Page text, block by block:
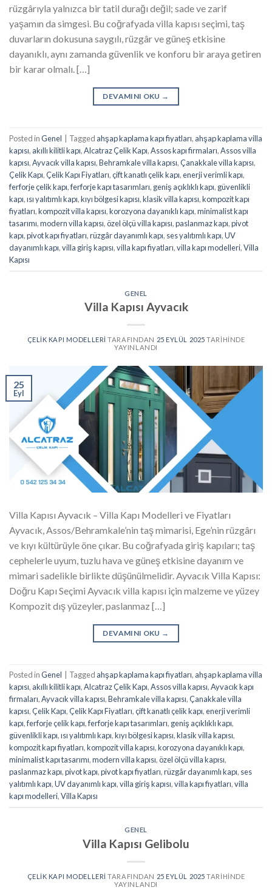
rüzgârıyla yalnızca bir tatil durağı değil; sade ve zarif
yaşamın da simgesi. Bu coğrafyada villa kapısı seçimi, taş
duvarların dokusuna saygılı, rüzgâr ve güneş etkisine
dayanıklı, aynı zamanda güvenlik ve konforu bir araya getiren
bir karar olmalı. […]
DEVAMINI OKU →
Posted inGenel Tagged ahşap kaplama kapı fiyatları, ahşap kaplama villa
kapısı, akıllı kilitli kapı,Alcatraz Çelik Kapı,Assos kapı firmaları,Assos villa
kapısı,Ayvacık villa kapısı,Behramkale villa kapısı,Çanakkale villa kapısı,
Çelik Kapı,Çelik Kapı Fiyatları,çift kanatlı çelik kapı,enerji verimli kapı,
ferforje çelik kapı,ferforje kapı tasarımları, geniş açıklıklı kapı, güvenlikli
kapı,ısı yalıtımlı kapı,kıyı bölgesi kapısı,klasik villa kapısı,kompozit kapı
fiyatları,kompozit villa kapısı,korozyona dayanıklı kapı,minimalist kapı
tasarımı,modern villa kapısı,özel ölçü villa kapısı,paslanmaz kapı,pivot
kapı,pivot kapı fiyatları,rüzgâr dayanımlı kapı, ses yalıtımlı kapı,UV
dayanımlı kapı,villa giriş kapısı,villa kapı fiyatları,villa kapı modelleri,Villa
Kapısı
GENEL
Villa Kapısı Ayvacık
ÇELIK KAPI MODELLERI TARAFINDAN 25 EYLÜL 2025 TARIHINDE
YAYINLANDI
25
Eyl
Villa Kapısı Ayvacık – Villa Kapı Modelleri ve Fiyatları
Ayvacık, Assos/Behramkale’nin taş mimarisi, Ege’nin rüzgârı
ve kıyı kültürüyle öne çıkar. Bu coğrafyada giriş kapıları; taş
cephelerle uyum, tuzlu hava ve güneş etkisine dayanım ve
mimari sadelikle birlikte düşünülmelidir. Ayvacık Villa Kapısı:
Doğru Kapı Seçimi Ayvacık villa kapısı için malzeme ve yüzey
Kompozit dış yüzeyler, paslanmaz […]
DEVAMINI OKU →
Posted inGenel Tagged ahşap kaplama kapı fiyatları, ahşap kaplama villa
kapısı, akıllı kilitli kapı,Alcatraz Çelik Kapı,Assos villa kapısı,Ayvacık kapı
firmaları,Ayvacık villa kapısı,Behramkale villa kapısı,Çanakkale villa
kapısı,Çelik Kapı,Çelik Kapı Fiyatları,çift kanatlı çelik kapı,enerji verimli
kapı,ferforje çelik kapı,ferforje kapı tasarımları, geniş açıklıklı kapı,
güvenlikli kapı,ısı yalıtımlı kapı,kıyı bölgesi kapısı,klasik villa kapısı,
kompozit kapı fiyatları,kompozit villa kapısı,korozyona dayanıklı kapı,
minimalist kapı tasarımı,modern villa kapısı,özel ölçü villa kapısı,
paslanmaz kapı,pivot kapı,pivot kapı fiyatları,rüzgâr dayanımlı kapı, ses
yalıtımlı kapı,UV dayanımlı kapı,villa giriş kapısı,villa kapı fiyatları,villa
kapı modelleri,Villa Kapısı
GENEL
Villa Kapısı Gelibolu
ÇELIK KAPI MODELLERI TARAFINDAN 25 EYLÜL 2025 TARIHINDE
YAYINLANDI